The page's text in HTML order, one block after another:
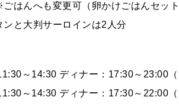
更可（卵かけごはんセット
と大判サーロインは2人分
～14:30 ディナー：17:30～23:00
～14:30 ディナー：17:30～22:00